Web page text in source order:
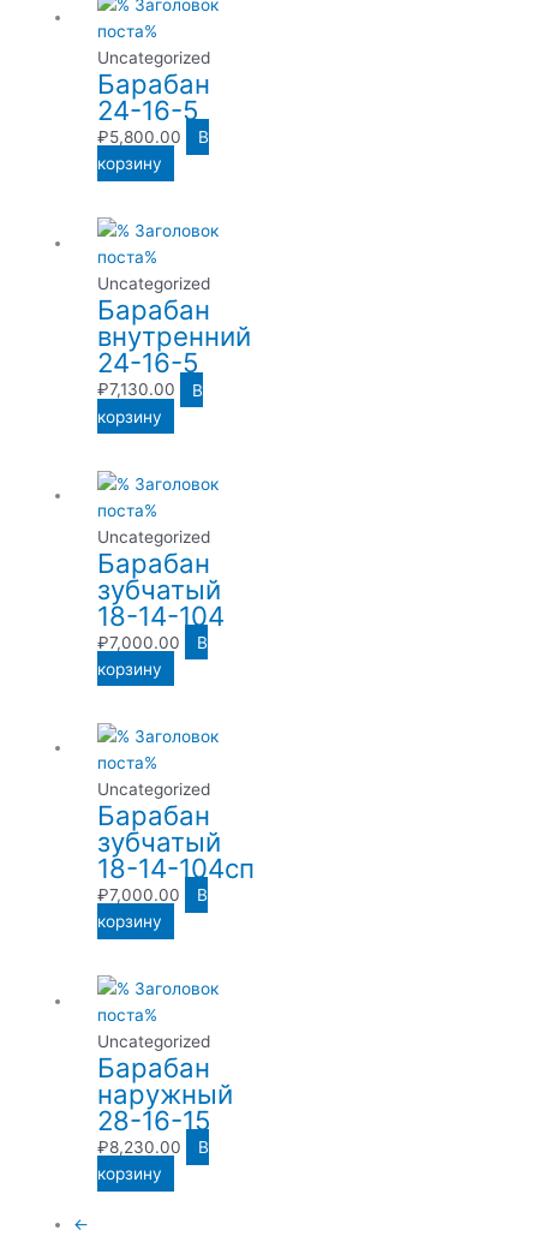
Uncategorized
Барабан
24-16-5
₽5,800.00
В
корзину
Uncategorized
Барабан
внутренний
24-16-5
₽7,130.00
В
корзину
Uncategorized
Барабан
зубчатый
18-14-104
₽7,000.00
В
корзину
Uncategorized
Барабан
зубчатый
18-14-104сп
₽7,000.00
В
корзину
Uncategorized
Барабан
наружный
28-16-15
₽8,230.00
В
корзину
←